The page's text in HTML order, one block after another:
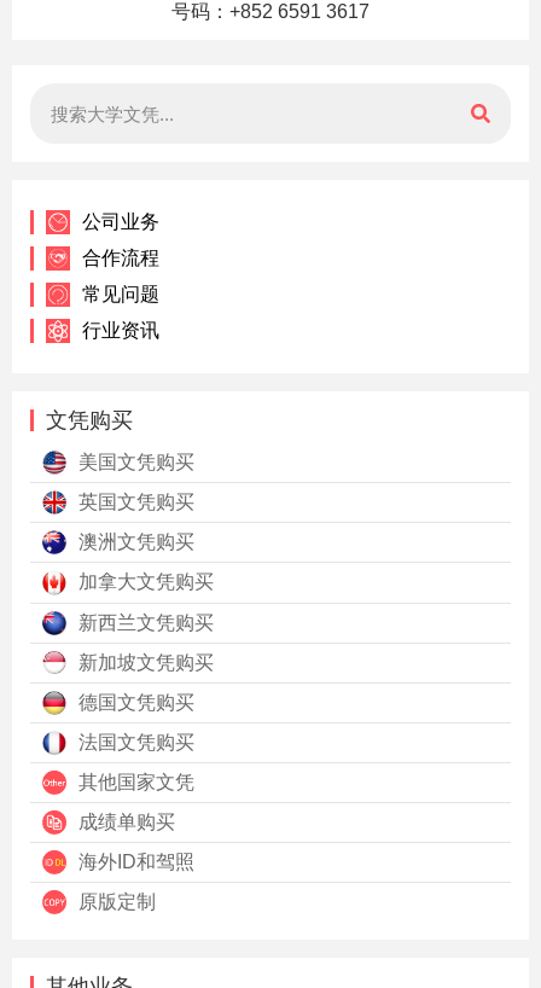
号码：+852 6591 3617
公司业务
合作流程
常见问题
行业资讯
文凭购买
美国文凭购买
英国文凭购买
澳洲文凭购买
加拿大文凭购买
新西兰文凭购买
新加坡文凭购买
德国文凭购买
法国文凭购买
其他国家文凭
成绩单购买
海外ID和驾照
原版定制